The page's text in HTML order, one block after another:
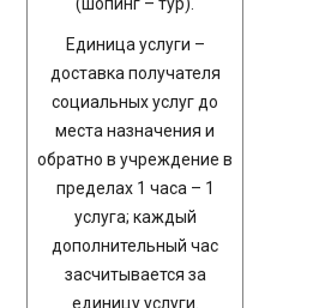
Единица услуги –
доставка получателя
социальных услуг до
места назначения и
обратно в учреждение в
пределах 1 часа – 1
услуга; каждый
дополнительный час
засчитывается за
единицу услуги.